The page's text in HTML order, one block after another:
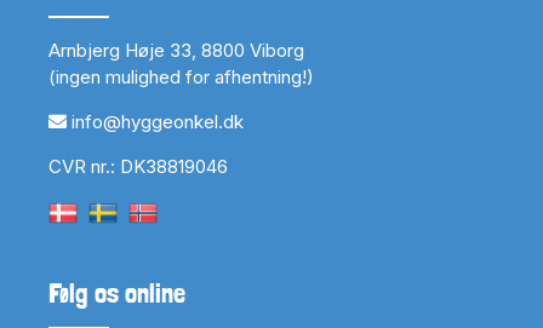
Arnbjerg Høje 33, 8800 Viborg
(ingen mulighed for afhentning!)
info@hyggeonkel.dk
CVR nr.: DK38819046
Følg os online